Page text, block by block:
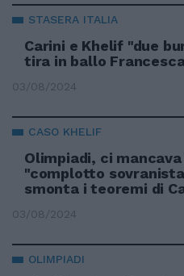
STASERA ITALIA
Carini e Khelif "due
tira in ballo
03/08/2024
CASO KHELIF
Olimpiadi, ci
"complotto
smonta i teoremi di
03/08/2024
OLIMPIADI